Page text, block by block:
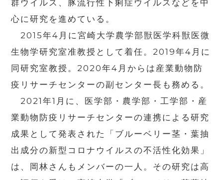
群ウイルス、豚流行性下痢症ウイルスなどを中
心に研究を進めている。
2015年4 月に宮崎大学農学部獣医学科獣医微
生物学研究室准教授として着任。 2019年4 月に
同研究室教授。 2020年4 月からは産業動物防
疫リサーチセンターの副センター長も務める。
2021年1 月に、医学部・農学部・工学部・産
業動物防疫リサーチセンターの連携による研究
成果として発表された「ブルーベリー茎・葉抽
出成分の新型コロナウイルスの不活性化効果」
は、岡林さんもメンバーの一人。その研究は高